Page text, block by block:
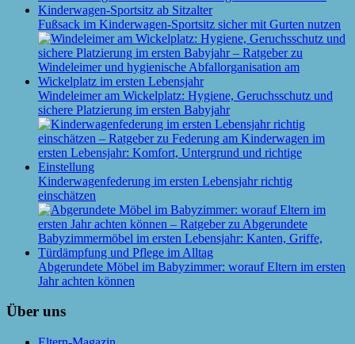
Fußsack im Kinderwagen-Sportsitz sicher mit Gurten nutzen
Windeleimer am Wickelplatz: Hygiene, Geruchsschutz und
sichere Platzierung im ersten Babyjahr
Kinderwagenfederung im ersten Lebensjahr richtig
einschätzen
Abgerundete Möbel im Babyzimmer: worauf Eltern im ersten
Jahr achten können
Über uns